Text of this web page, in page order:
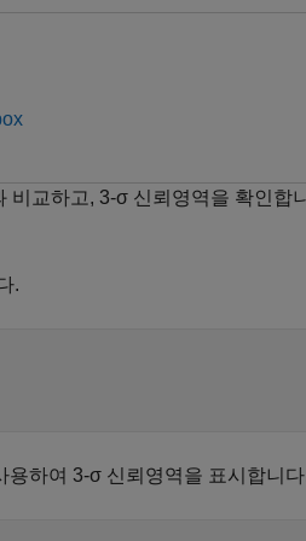
교하고, 3-σ 신뢰영역을 확인합
.
용하여 3-σ 신뢰영역을 표시합니